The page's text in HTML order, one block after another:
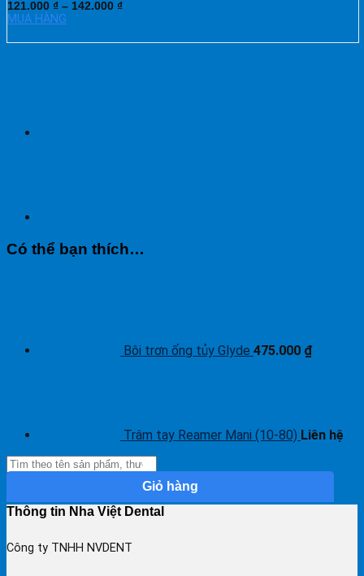
121.000 ₫ – 142.000 ₫
MUA HÀNG
Có thể bạn thích…
Bôi trơn ống tủy Glyde 475.000 ₫
Trâm tay Reamer Mani (10-80) Liên hệ
Giỏ hàng
Thông tin Nha Việt Dental
Công ty TNHH NVDENT